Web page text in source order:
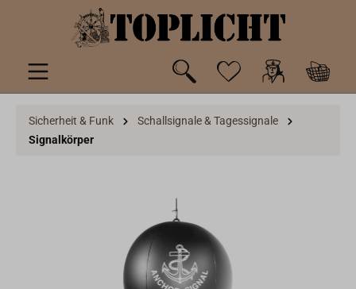
springen
Sicherheit & Funk
Schallsignale & Tagessignale
Signalkörper